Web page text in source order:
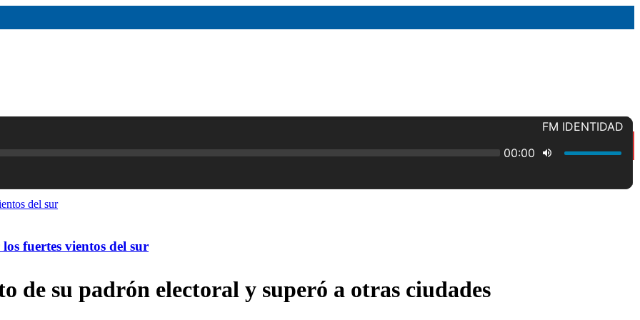
fuertes vientos del sur
de su padrón electoral y superó a otras ciudades